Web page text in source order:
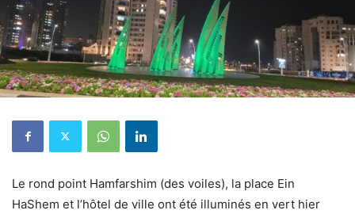
Le rond point Hamfarshim (des voiles), la place Ein
HaShem et l’hôtel de ville ont été illuminés en vert hier